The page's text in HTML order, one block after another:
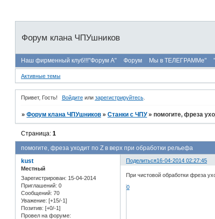
Форум клана ЧПУшников
Наш фирменный клуб!!!"Форум А" Форум Мы в ТЕЛЕГРАММе"
Активные темы
Привет, Гость! Войдитеили зарегистрируйтесь.
»Форум клана ЧПУшников »Станки с ЧПУ »помогите, фреза
помогите, фреза уходит по Z в верх при обработки рельефа
Страница:1
Поделиться16-04-2014 02:27:45
kust
Местный
Зарегистрирован: 15-04-2014
Приглашений: 0
Сообщений: 70
Уважение: [+15/-1]
Позитив: [+0/-1]
Провел на форуме:
При чистовой обработки фреза
0